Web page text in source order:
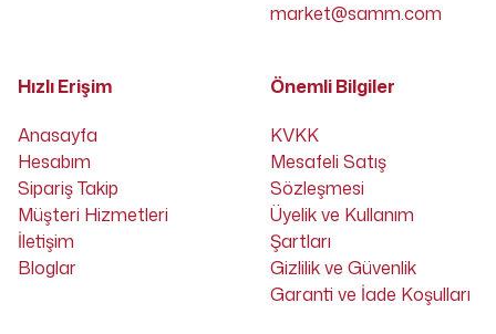
market@samm.com
Hızlı Erişim
Anasayfa
Hesabım
Sipariş Takip
Müşteri Hizmetleri
İletişim
Bloglar
Önemli Bilgiler
KVKK
Mesafeli Satış
Sözleşmesi
Üyelik ve Kullanım
Şartları
Gizlilik ve Güvenlik
Garanti ve İade Koşulları